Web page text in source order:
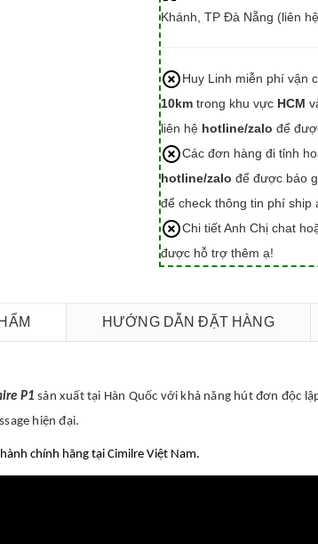
Khánh, TP Đà Nẵng (liên
Huy Linh miễn phí vận
10kmtrong khu vực HCM
liên hệ hotline/zalo để
Các đơn hàng đi tỉnh
hotline/zalo để được báo
để check thông tin phí ship
Chi tiết Anh Chị chat
được hỗ trợ thêm ạ!
HƯỚNG DẪN ĐẶT HÀNG
P1 sản xuất tại Hàn Quốc với khả năng hút đơn độc
hiện đại.
chính hãng tại Cimilre Việt Nam.